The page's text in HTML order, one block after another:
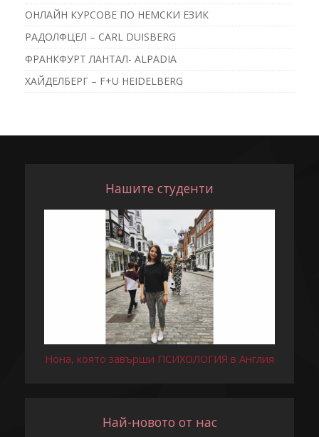
ОНЛАЙН КУРСОВЕ ПО НЕМСКИ ЕЗИК
РАДОЛФЦЕЛ – CARL DUISBERG
ФРАНКФУРТ ЛАНТАЛ- ALPADIA
ХАЙДЕЛБЕРГ – F+U HEIDELBERG
Нашите студенти
Нона, която завърши ПСИХОЛОГИЯ в Англия
Най-новото от нас